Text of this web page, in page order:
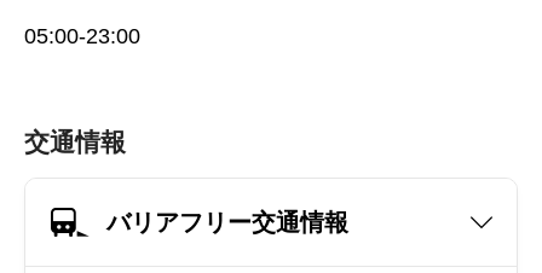
05:00-23:00
交通情報
バリアフリー交通情報